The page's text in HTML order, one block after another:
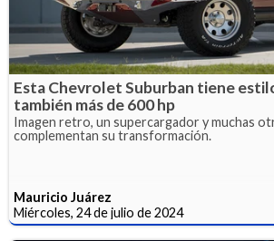
Esta Chevrolet Suburban tiene
también más de 600 hp
Imagen retro, un supercargador y muchas
complementan su transformación.
Mauricio Juárez
Miércoles, 24 de julio de 2024